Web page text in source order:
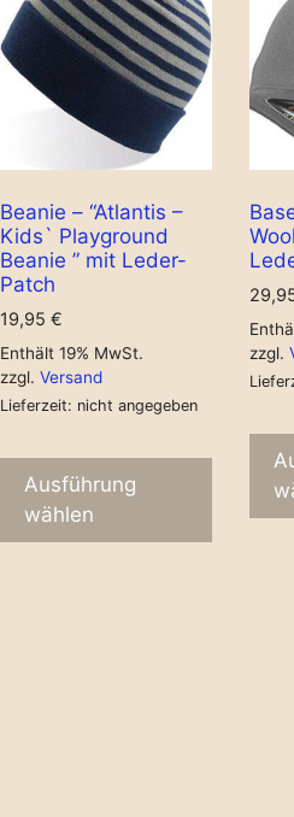
Beanie – “Atlantis –
Kids` Playground
Beanie ” mit Leder-
Patch
19,95 €
Enthält 19% MwSt.
zzgl. Versand
Lieferzeit: nicht angegeben
Ausführung
wählen
zzgl.